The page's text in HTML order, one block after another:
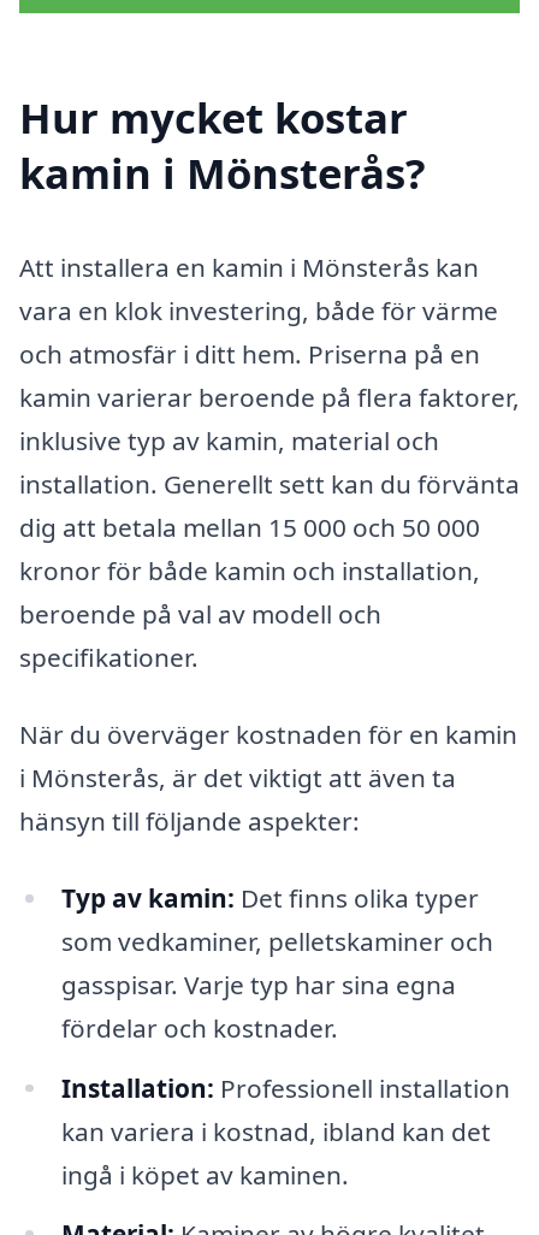
Hur mycket kostar
kamin i Mönsterås?
Att installera en kamin i Mönsterås kan
vara en klok investering, både för värme
och atmosfär i ditt hem. Priserna på en
kamin varierar beroende på flera faktorer,
inklusive typ av kamin, material och
installation. Generellt sett kan du förvänta
dig att betala mellan 15 000 och 50 000
kronor för både kamin och installation,
beroende på val av modell och
specifikationer.
När du överväger kostnaden för en kamin
i Mönsterås, är det viktigt att även ta
hänsyn till följande aspekter:
Typ av kamin: Det finns olika typer
som vedkaminer, pelletskaminer och
gasspisar. Varje typ har sina egna
fördelar och kostnader.
Installation: Professionell installation
kan variera i kostnad, ibland kan det
ingå i köpet av kaminen.